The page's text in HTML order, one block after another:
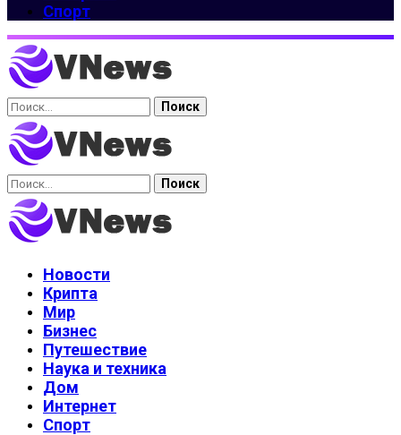
Спорт
Найти:
Найти:
Новости
Крипта
Мир
Бизнес
Путешествие
Наука и техника
Дом
Интернет
Спорт